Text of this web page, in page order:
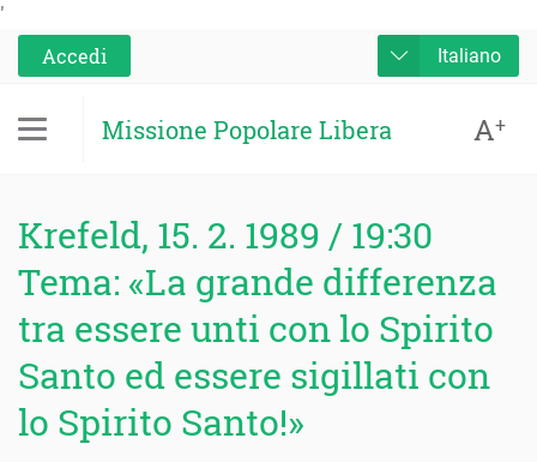
'
Accedi
Italiano
Missione Popolare Libera A+
Krefeld, 15. 2. 1989 / 19:30
Tema: «La grande differenza
tra essere unti con lo Spirito
Santo ed essere sigillati con
lo Spirito Santo!»